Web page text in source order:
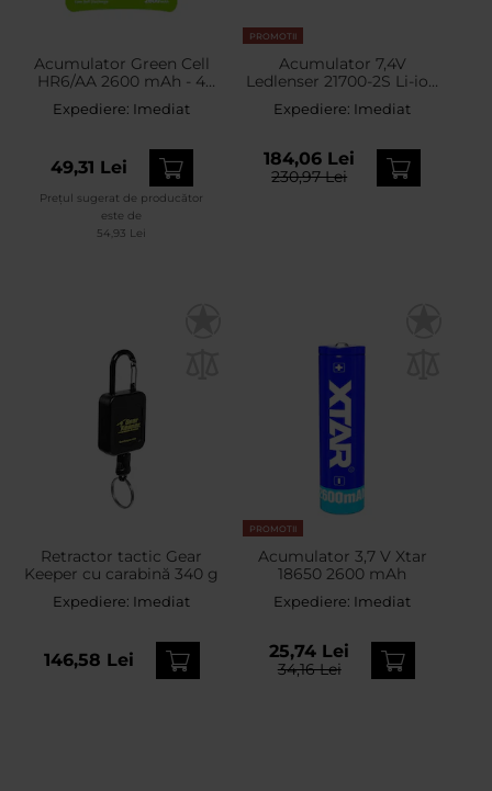
Acumulator Green Cell
HR6/AA 2600 mAh - 4
Expediere: Imediat
49,31 Lei
Prețul sugerat de producător
este de
54,93 Lei
PROMOTII
Acumulator 7,4V
Ledlenser 21700-2S Li-ion
4800 mAh
Expediere: Imediat
184,06 Lei
230,97 Lei
Retractor tactic Gear
Keeper cu carabină 340 g
Expediere: Imediat
146,58 Lei
PROMOTII
Acumulator 3,7 V Xtar
18650 2600 mAh
Expediere: Imediat
25,74 Lei
34,16 Lei